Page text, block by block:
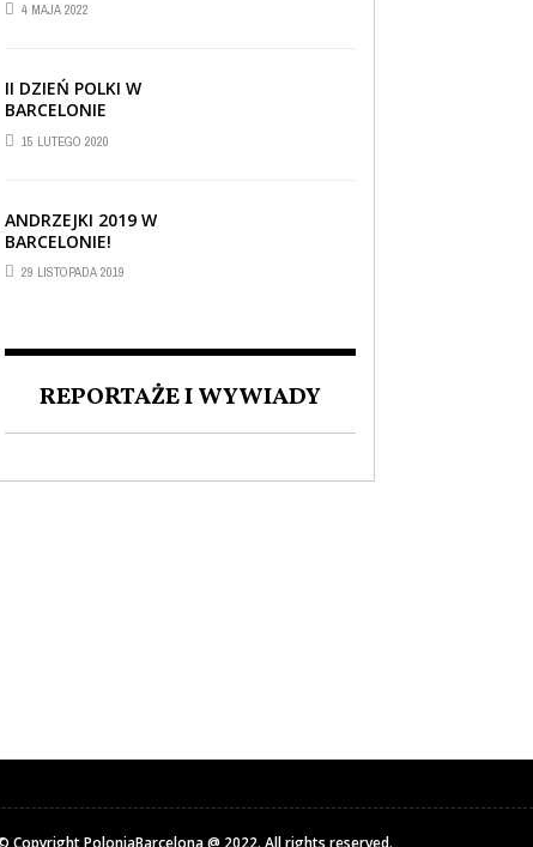
4 MAJA 2022
II DZIEŃ POLKI W
BARCELONIE
15 LUTEGO 2020
ANDRZEJKI 2019 W
BARCELONIE!
29 LISTOPADA 2019
REPORTAŻE I WYWIADY
MIŁOŚCI DO NASZEGO
JĘZYKA I FASCYNACJI
POLSKĄ KULTURĄ.
Copyright PoloniaBarcelona @ 2022. All rights reserved.